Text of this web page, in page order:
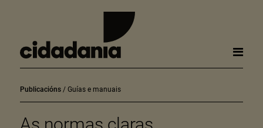
Publicacións Guías e manuais